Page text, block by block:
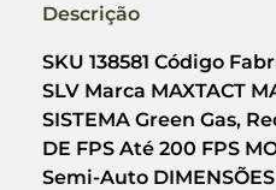
Descrição
SKU 138581 Código
SLV Marca MAXTACT
SISTEMA Green Gas,
DE FPS Até 200 FPS
Semi-Auto DIMENSÕES